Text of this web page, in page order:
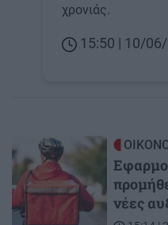
χρονιάς.
15:50 | 10/
Image
νέες